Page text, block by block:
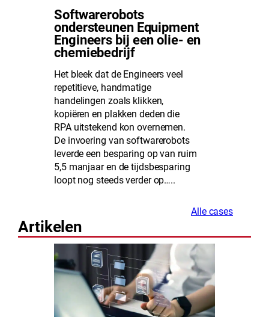
Softwarerobots
ondersteunen Equipment
Engineers bij een olie- en
chemiebedrijf
Het bleek dat de Engineers veel
repetitieve, handmatige
handelingen zoals klikken,
kopiëren en plakken deden die
RPA uitstekend kon overnemen.
De invoering van softwarerobots
leverde een besparing op van ruim
5,5 manjaar en de tijdsbesparing
loopt nog steeds verder op…..
Alle cases
Artikelen